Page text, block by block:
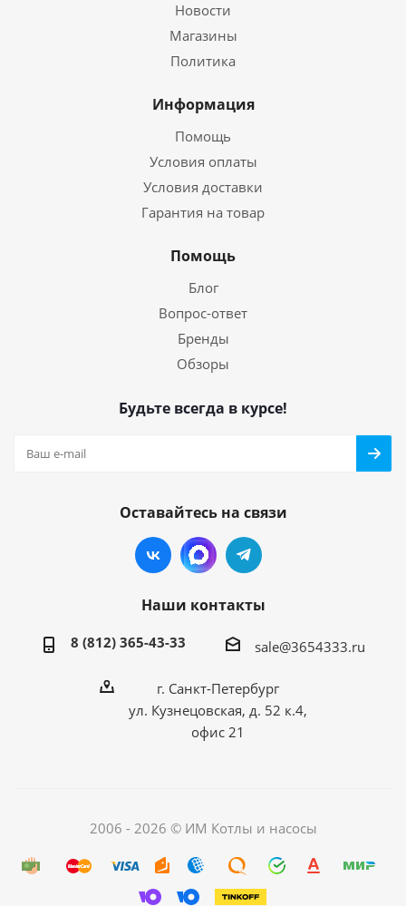
Новости
Магазины
Политика
Информация
Помощь
Условия оплаты
Условия доставки
Гарантия на товар
Помощь
Блог
Вопрос-ответ
Бренды
Обзоры
Будьте всегда в курсе!
Оставайтесь на связи
Наши контакты
8 (812) 365-43-33 sale@3654333.ru
г. Санкт-Петербург
ул. Кузнецовская, д. 52 к.4,
офис 21
2006 - 2026 © ИМ Котлы и насосы